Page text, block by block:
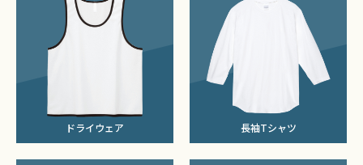
ドライウェア 長袖Tシャツ